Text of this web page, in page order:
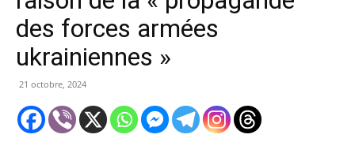
des forces armées
ukrainiennes »
21 octobre, 2024